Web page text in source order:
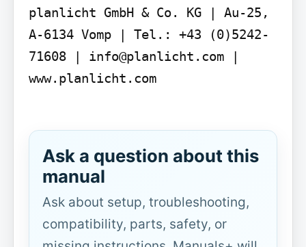
planlicht GmbH & Co. KG | Au-25,
A-6134 Vomp | Tel.: +43 (0)5242-
71608 | info@planlicht.com |
www.planlicht.com
Ask a question about this
manual
Ask about setup, troubleshooting,
compatibility, parts, safety, or